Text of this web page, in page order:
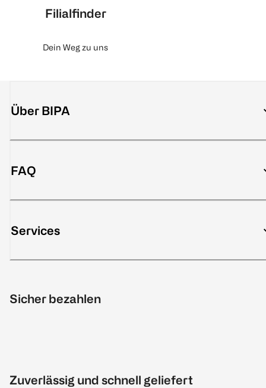
Filialfinder
Dein Weg zu uns
Über BIPA
FAQ
Services
Sicher bezahlen
Zuverlässig und schnell geliefert